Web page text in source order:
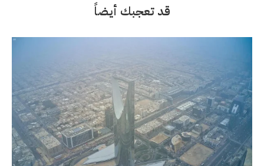
قد تعجبك أيضاً